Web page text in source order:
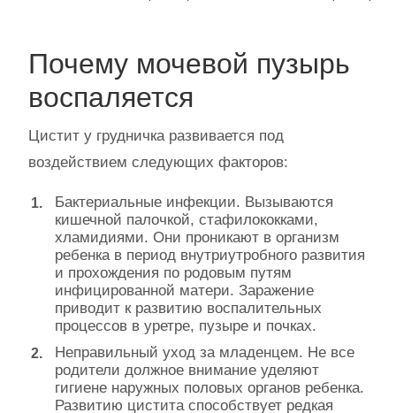
Почему мочевой пузырь
воспаляется
Цистит у грудничка развивается под
воздействием следующих факторов:
Бактериальные инфекции. Вызываются
кишечной палочкой, стафилококками,
хламидиями. Они проникают в организм
ребенка в период внутриутробного развития
и прохождения по родовым путям
инфицированной матери. Заражение
приводит к развитию воспалительных
процессов в уретре, пузыре и почках.
Неправильный уход за младенцем. Не все
родители должное внимание уделяют
гигиене наружных половых органов ребенка.
Развитию цистита способствует редкая